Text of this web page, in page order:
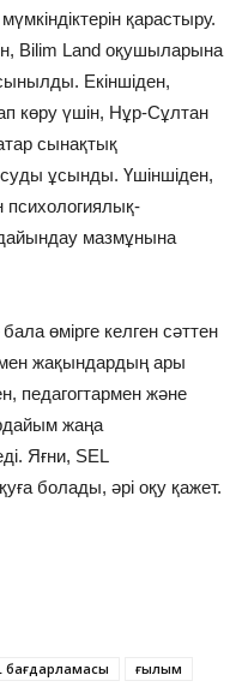
қарастыру.
Bilim Land оқушыларына
Екіншіден,
көру үшін, Нұр-Сұлтан
сынақтық
ұсынды. Үшіншіден,
психологиялық-
мазмұнына
өмірге келген сәттен
мен жақындардың ары
педагогтармен және
жаңа
Яғни, SEL
болады, әрі оқу қажет.
бағдарламасы
ғылым